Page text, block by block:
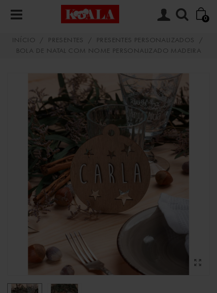
0
INÍCIO / PRESENTES / PRESENTES PERSONALIZADOS
/
BOLA DE NATAL COM NOME PERSONALIZADO MADEIRA